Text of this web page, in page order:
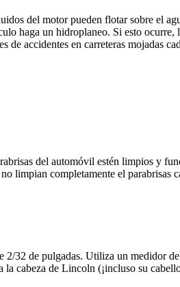
del motor pueden flotar sobre el
haga un hidroplaneo. Si esto
accidentes en carreteras mojadas
del automóvil estén limpios y
limpian completamente el parabrisas
32 de pulgadas. Utiliza un medidor
cabeza de Lincoln (¡incluso su